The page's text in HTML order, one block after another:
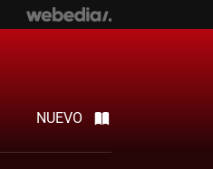
NUEVO